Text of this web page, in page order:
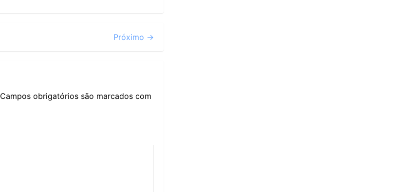
Próximo →
Campos obrigatórios são marcados com